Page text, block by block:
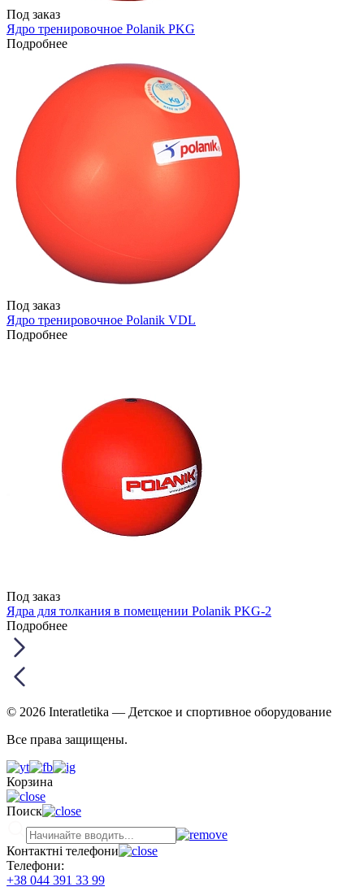
Под заказ
Ядро тренировочное Polanik PKG
Подробнее
Под заказ
Ядро тренировочное Polanik VDL
Подробнее
Под заказ
Ядра для толкания в помещении Polanik PKG-2
Подробнее
© 2026 Interatletika — Детское и спортивное оборудование
Все права защищены.
Корзина
Поиск
Контактні телефони
Телефони:
+38 044 391 33 99